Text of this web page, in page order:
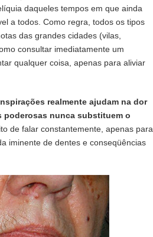
daqueles tempos em que ainda
a todos. Como regra, todos os tipos
das grandes cidades (vilas,
consultar imediatamente um
qualquer coisa, apenas para aliviar
realmente ajudam na dor
poderosas nunca substituem o
de falar constantemente, apenas para
iminente de dentes e conseqüências